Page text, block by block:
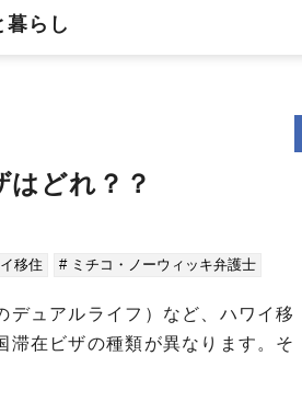
暮らし
はどれ？？
移住 # ミチコ・ノーウィッキ弁護士
デュアルライフ）など、ハワイ移
在ビザの種類が異なります。そ